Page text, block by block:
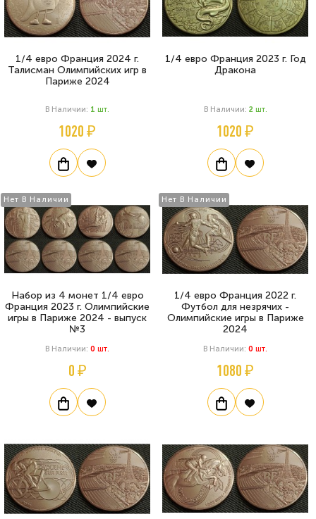
1/4 евро Франция 2024 г.
Талисман Олимпийских игр в
Париже 2024
В Наличии: 1 Шт.
1020 ₽
1/4 евро Франция 2023 г. Год
Дракона
В Наличии: 2 Шт.
1020 ₽
Нет В Наличии
Набор из 4 монет 1/4 евро
Франция 2023 г. Олимпийские
игры в Париже 2024 - выпуск
№3
В Наличии: 0 Шт.
0 ₽
Нет В Наличии
1/4 евро Франция 2022 г.
Футбол для незрячих -
Олимпийские игры в Париже
2024
В Наличии: 0 Шт.
1080 ₽